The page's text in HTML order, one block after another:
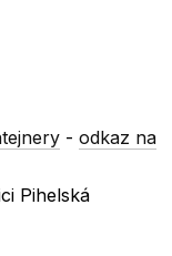
-odkaz na
Pihelská